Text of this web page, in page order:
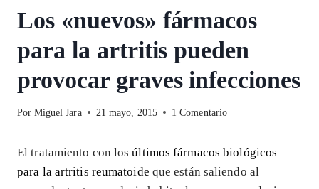
Los «nuevos» fármacos
para la artritis pueden
provocar graves infecciones
Por Miguel Jara 21 mayo, 2015 1 Comentario
El tratamiento con losúltimos fármacos biológicos
para la artritis reumatoide que están saliendo al